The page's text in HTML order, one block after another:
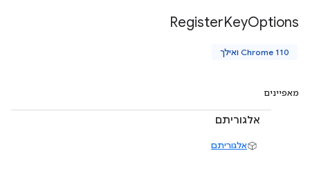
RegisterKeyOptions
Chrome 110 ואילך
מאפיינים
אלגוריתם
אלגוריתם